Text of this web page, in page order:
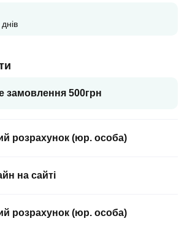
замовлення 500грн
розрахунок (юр. особа)
на сайті
розрахунок (юр. особа)